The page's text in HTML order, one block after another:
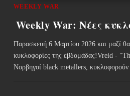
WEEKLY WAR
Weekly War: Νέες
Παρασκευή 6 Μαρτίου 2026 και μαζί θα
κυκλοφορίες της εβδομάδας!Vreid -
Νορβηγοί black metallers,